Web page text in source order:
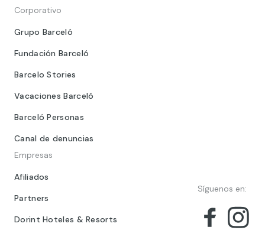
Corporativo
Grupo Barceló
Fundación Barceló
Barcelo Stories
Vacaciones Barceló
Barceló Personas
Canal de denuncias
Empresas
Afiliados
Partners
Dorint Hoteles & Resorts
Síguenos en: